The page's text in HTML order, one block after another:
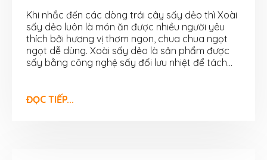
Khi nhắc đến các dòng trái cây sấy dẻo thì Xoài
sấy dẻo luôn là món ăn được nhiều người yêu
thích bởi hương vị thơm ngon, chua chua ngọt
ngọt dễ dùng. Xoài sấy dẻo là sản phẩm được
sấy bằng công nghệ sấy đối lưu nhiệt để tách...
ĐỌC TIẾP...